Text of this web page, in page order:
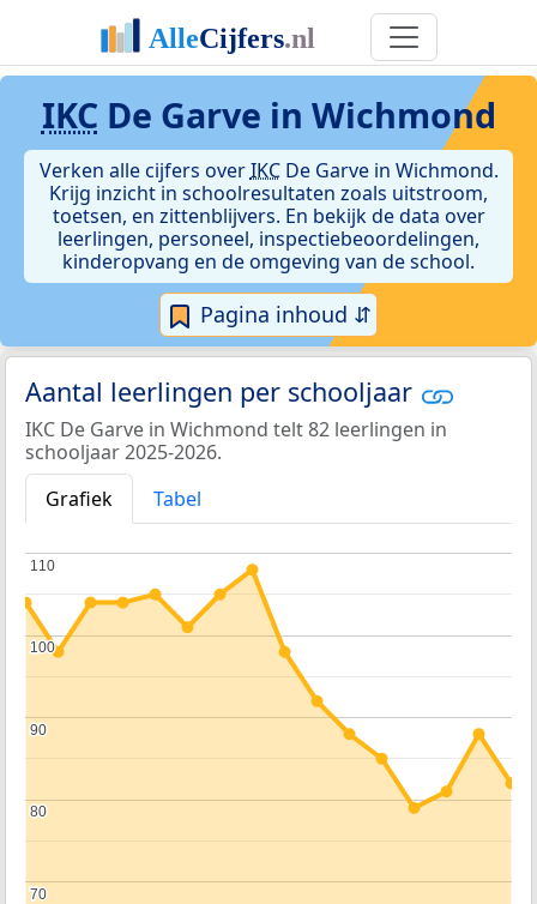
IKC De Garve in Wichmond
Verken alle cijfers overIKCDe Garve in Wichmond.
Krijg inzicht in schoolresultaten zoals uitstroom,
toetsen, en zittenblijvers. En bekijk de data over
leerlingen, personeel, inspectiebeoordelingen,
kinderopvang en de omgeving van de school.
Pagina inhoud ⇵
Aantal leerlingen per schooljaar
IKC De Garve in Wichmond telt 82 leerlingen in
schooljaar 2025-2026.
Grafiek
Tabel
70
70
80
80
90
90
100
100
110
110